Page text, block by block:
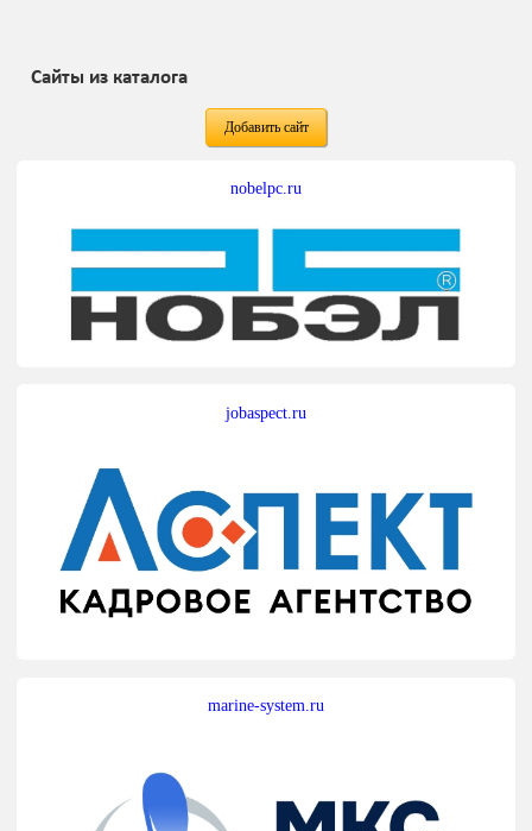
Сайты из каталога
Добавить сайт
nobelpc.ru
jobaspect.ru
marine-system.ru